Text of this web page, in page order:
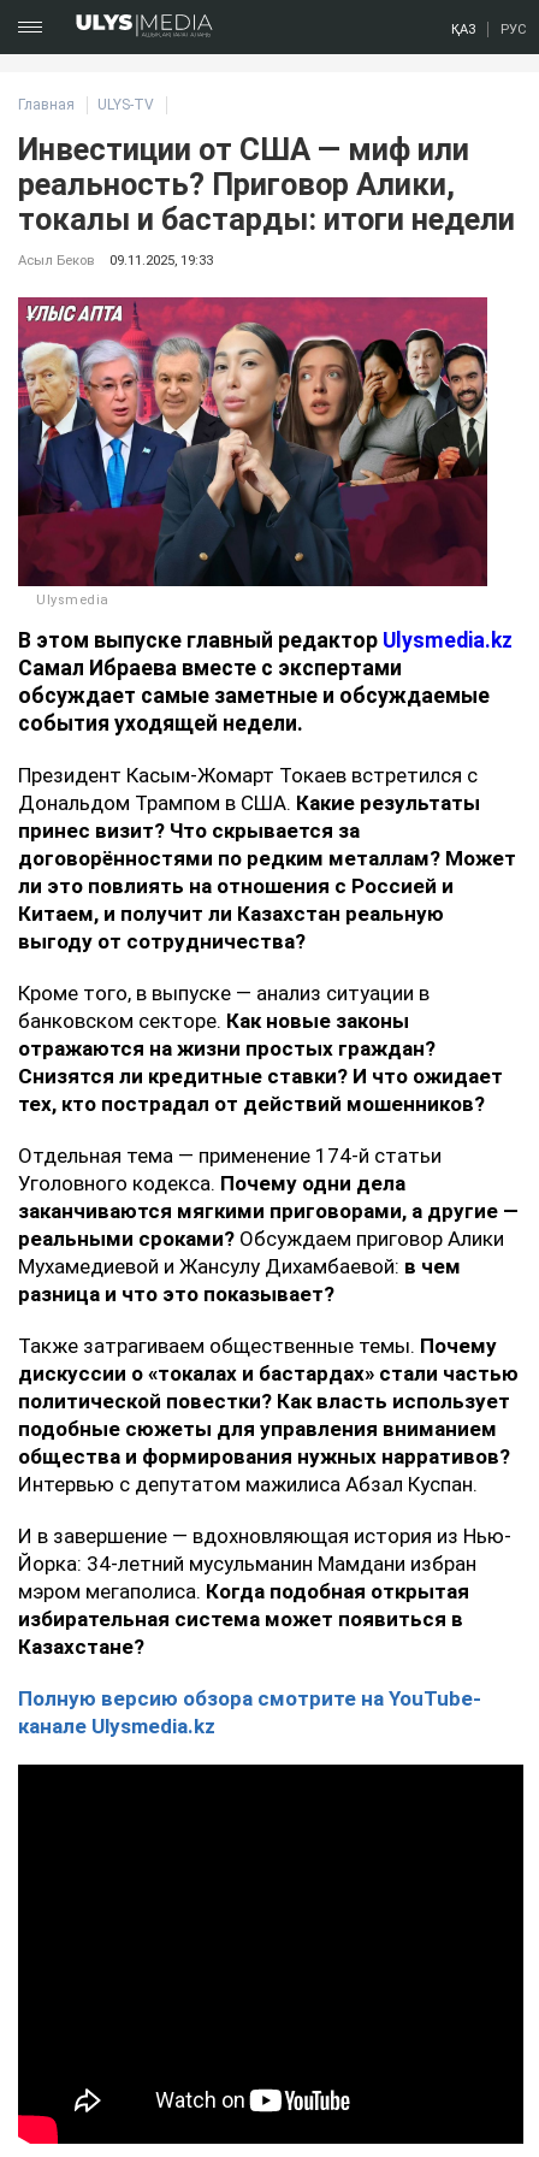
ҚАЗ РУС
Главная ULYS-TV
Инвестиции от США — миф или
реальность? Приговор Алики,
токалы и бастарды: итоги недели
Асыл Беков 09.11.2025, 19:33
Ulysmedia
В этом выпуске главный редактор Ulysmedia.kz
Самал Ибраева вместе с экспертами
обсуждает самые заметные и обсуждаемые
события уходящей недели.
Президент Касым-Жомарт Токаев встретился с
Дональдом Трампом в США. Какие результаты
принес визит? Что скрывается за
договорённостями по редким металлам? Может
ли это повлиять на отношения с Россией и
Китаем, и получит ли Казахстан реальную
выгоду от сотрудничества?
Кроме того, в выпуске — анализ ситуации в
банковском секторе. Как новые законы
отражаются на жизни простых граждан?
Снизятся ли кредитные ставки? И что ожидает
тех, кто пострадал от действий мошенников?
Отдельная тема — применение 174-й статьи
Уголовного кодекса. Почему одни дела
заканчиваются мягкими приговорами, а другие —
реальными сроками? Обсуждаем приговор Алики
Мухамедиевой и Жансулу Дихамбаевой: в чем
разница и что это показывает?
Также затрагиваем общественные темы. Почему
дискуссии о «токалах и бастардах» стали частью
политической повестки? Как власть использует
подобные сюжеты для управления вниманием
общества и формирования нужных нарративов?
Интервью с депутатом мажилиса Абзал Куспан.
И в завершение — вдохновляющая история из Нью-
Йорка: 34-летний мусульманин Мамдани избран
мэром мегаполиса. Когда подобная открытая
избирательная система может появиться в
Казахстане?
Полную версию обзора смотрите на YouTube-
канале Ulysmedia.kz